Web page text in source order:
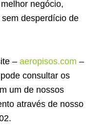
negócio,
desperdício de
– aeropisos.com –
consultar os
um de nossos
através de nosso